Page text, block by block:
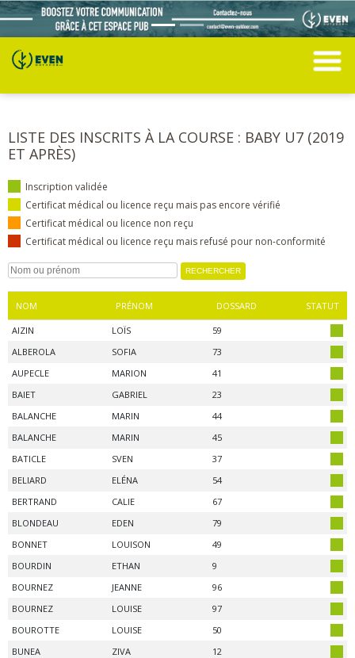
LISTE DES INSCRITS À LA COURSE : BABY U7 (2019
ET APRÈS)
Inscription validée
Certificat médical ou licence reçu mais pas encore vérifié
Certificat médical ou licence non reçu
Certificat médical ou licence reçu mais refusé pour non-conformité
NOM PRÉNOM DOSSARD STATUT
AIZIN LOÏS
59
ALBEROLA
SOFIA
73
AUPECLE
MARION
41
BAIET
GABRIEL
23
BALANCHE
MARIN
44
BALANCHE
MARIN
45
BATICLE
SVEN
37
BELIARD
ELÉNA
54
BERTRAND
CALIE
67
BLONDEAU
EDEN
79
BONNET
LOUISON
49
BOURDIN
ETHAN
9
BOURNEZ
JEANNE
96
BOURNEZ
LOUISE
97
BOUROTTE
LOUISE
50
BUNEA
ZIVA
12